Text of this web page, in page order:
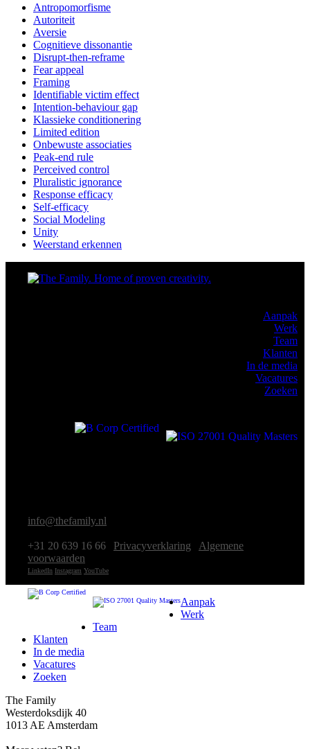
Antropomorfisme
Autoriteit
Aversie
Cognitieve dissonantie
Disrupt-then-reframe
Fear appeal
Framing
Identifiable victim effect
Intention-behaviour gap
Klassieke conditionering
Limited edition
Onbewuste associaties
Peak-end rule
Perceived control
Pluralistic ignorance
Response efficacy
Self-efficacy
Social Modeling
Unity
Weerstand erkennen
Aanpak
Werk
Team
Klanten
In de media
Vacatures
Zoeken
info@thefamily.nl
+31 20 639 16 66
Privacyverklaring
Algemene
voorwaarden
LinkedIn Instagram YouTube
Aanpak
Werk
Team
Klanten
In de media
Vacatures
Zoeken
The Family
Westerdoksdijk 40
1013 AE Amsterdam